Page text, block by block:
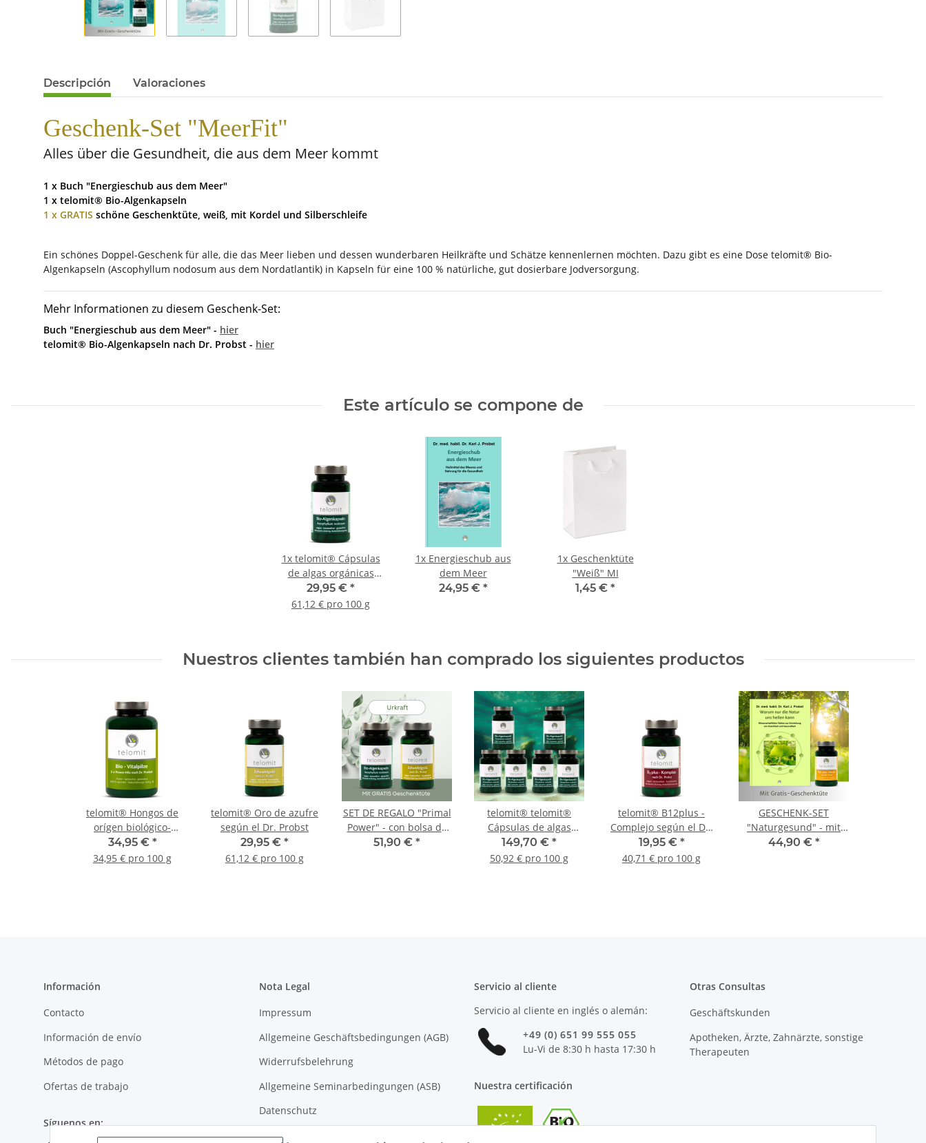
Descripción Valoraciones
Geschenk-Set "MeerFit"
Alles über die Gesundheit, die aus dem Meer kommt
1 x Buch "Energieschub aus dem Meer"
1 x telomit® Bio-Algenkapseln
1 x GRATIS schöne Geschenktüte, weiß, mit Kordel und Silberschleife
Ein schönes Doppel-Geschenk für alle, die das Meer lieben und dessen wunderbaren Heilkräfte und Schätze kennenlernen möchten. Dazu gibt es eine Dose telomit® Bio-
Algenkapseln (Ascophyllum nodosum aus dem Nordatlantik) in Kapseln für eine 100 % natürliche, gut dosierbare Jodversorgung.
Mehr Informationen zu diesem Geschenk-Set:
Buch "Energieschub aus dem Meer" - hier
telomit® Bio-Algenkapseln nach Dr. Probst - hier
Este artículo se compone de
1x telomit® Cápsulas
de algas orgánicas
según el Dr. Probst
29,95 € *
61,12 € pro 100 g
1x Energieschub aus
dem Meer
24,95 € *
1x Geschenktüte
"Weiß" MI
1,45 € *
Nuestros clientes también han comprado los siguientes productos
telomit® Hongos de
orígen biológico-
orgánico según el Dr.
Probst
34,95 € *
34,95 € pro 100 g
telomit® Oro de azufre
según el Dr. Probst
29,95 € *
61,12 € pro 100 g
SET DE REGALO "Primal
Power" - con bolsa de
regalo GRATIS
51,90 € *
telomit® telomit®
Cápsulas de algas
orgánicas según el Dr.
Probst - 6 latas, usted
149,70 € *
50,92 € pro 100 g
telomit® B12plus -
Complejo según el Dr.
Probst
19,95 € *
40,71 € pro 100 g
GESCHENK-SET
"Naturgesund" - mit
GRATIS-Geschenktüte
44,90 € *
Información
Contacto
Información de envío
Métodos de pago
Ofertas de trabajo
Síguenos en:
Nota Legal
Impressum
Allgemeine Geschäftsbedingungen (AGB)
Widerrufsbelehrung
Allgemeine Seminarbedingungen (ASB)
Datenschutz
Sitemap
Servicio al cliente
Servicio al cliente en inglés o alemán:
+49 (0) 651 99 555 055
Lu-Vi de 8:30 h hasta 17:30 h
Nuestra certificación
Otras Consultas
Geschäftskunden
Apotheken, Ärzte, Zahnärzte, sonstige
Therapeuten